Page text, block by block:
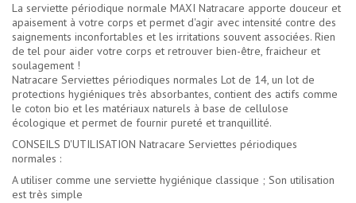
La serviette périodique normale MAXI Natracare apporte douceur et
apaisement à votre corps et permet d'agir avec intensité contre des
saignements inconfortables et les irritations souvent associées. Rien
de tel pour aider votre corps et retrouver bien-être, fraicheur et
soulagement !
Natracare Serviettes périodiques normales Lot de 14, un lot de
protections hygiéniques très absorbantes, contient des actifs comme
le coton bio et les matériaux naturels à base de cellulose
écologique et permet de fournir pureté et tranquillité.
CONSEILS D'UTILISATION Natracare Serviettes périodiques
normales :
A utiliser comme une serviette hygiénique classique ; Son utilisation
est très simple